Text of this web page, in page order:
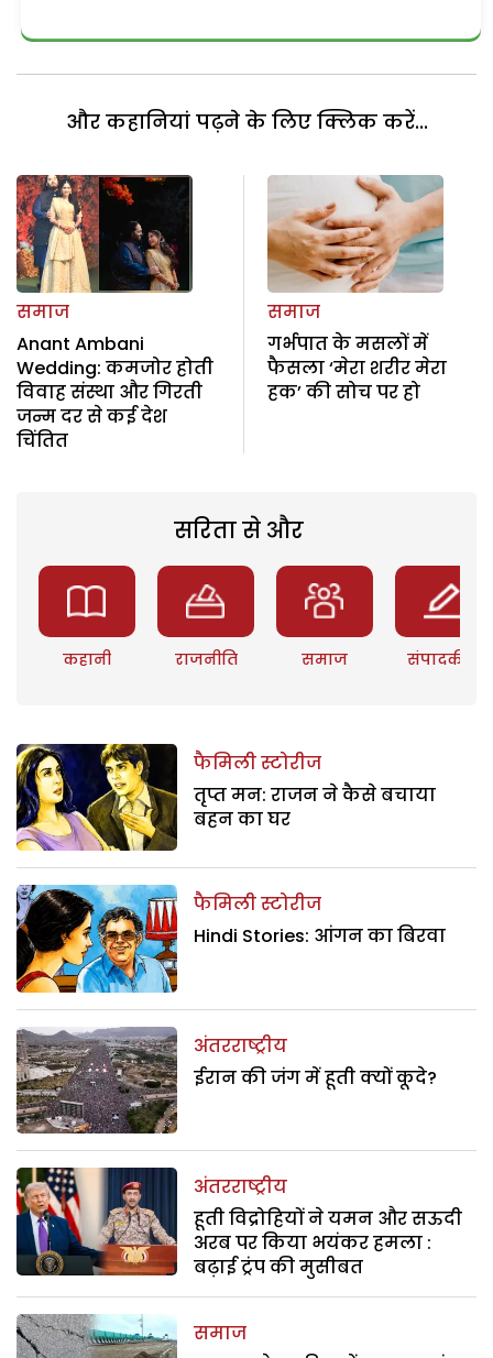
और कहानियां पढ़ने के लिए क्लिक करें...
समाज
Anant Ambani
Wedding: कमजोर होती
विवाह संस्था और गिरती
जन्म दर से कई देश
चिंतित
समाज
गर्भपात के मसलों में
फैसला ‘मेरा शरीर मेरा
हक’ की सोच पर हो
सरिता से और
कहानी राजनीति समाज संपादकीय
फैमिली स्टोरीज
तृप्त मन: राजन ने कैसे बचाया
बहन का घर
फैमिली स्टोरीज
Hindi Stories: आंगन का बिरवा
अंतरराष्ट्रीय
ईरान की जंग में हूती क्यों कूदे?
अंतरराष्ट्रीय
हूती विद्रोहियों ने यमन और सऊदी
अरब पर किया भयंकर हमला :
बढ़ाई ट्रंप की मुसीबत
समाज